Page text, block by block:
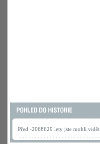
Před -2068629 lety jste mohli vidět .